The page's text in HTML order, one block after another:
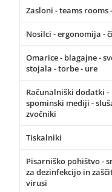
Zasloni - teams rooms
Nosilci - ergonomija -
Omarice - blagajne -
stojala - torbe - ure
Računalniški dodatki -
spominski mediji -
zvočniki
Tiskalniki
Pisarniško pohištvo -
za dezinfekcijo in
virusi